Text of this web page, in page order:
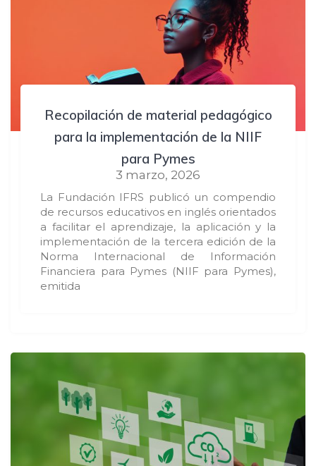
Recopilación de material pedagógico
para la implementación de la NIIF
para Pymes
3 marzo, 2026
La Fundación IFRS publicó un compendio
de recursos educativos en inglés orientados
a facilitar el aprendizaje, la aplicación y la
implementación de la tercera edición de la
Norma Internacional de Información
Financiera para Pymes (NIIF para Pymes),
emitida